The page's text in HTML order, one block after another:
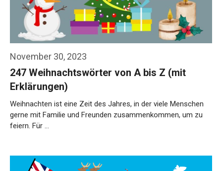
November 30, 2023
247 Weihnachtswörter von A bis Z (mit
Erklärungen)
Weihnachten ist eine Zeit des Jahres, in der viele Menschen
gerne mit Familie und Freunden zusammenkommen, um zu
feiern. Für …